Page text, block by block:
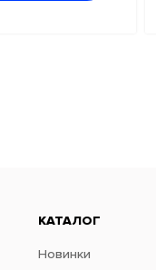
КАТАЛОГ
Новинки